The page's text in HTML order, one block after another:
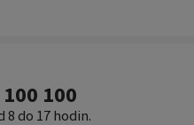
100
8 do 17 hodin.